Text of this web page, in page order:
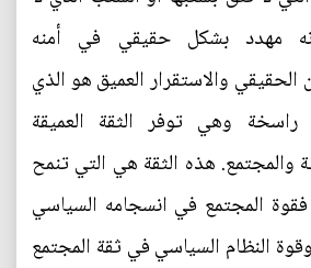
مهدد بشكل حقيقي في أمنه
الحقيقي والاستقرار العميق هو الذي
وهي توفر الثقة العميقة
والمجتمع. هذه الثقة هي التي تنمح
فقوة المجتمع في انسجامه السياسي
النظام السياسي في ثقة المجتمع